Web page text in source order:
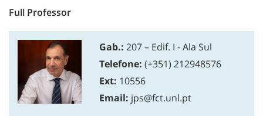
Full Professor
Gab.: 207 – Edif. I - Ala Sul
Telefone: (+351) 212948576
Ext: 10556
Email: jps@fct.unl.pt